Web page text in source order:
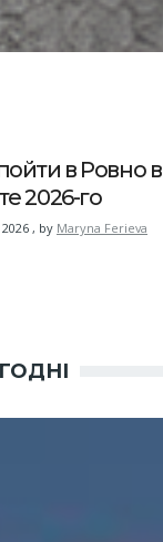
в Ровно в
2026-го
, by Maryna Ferieva